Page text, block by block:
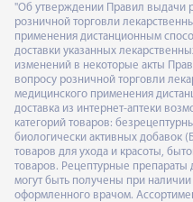
"Об утверждении Правил выдачи
розничной торговли
применения дистанционным
доставки указанных
изменений в некоторые акты
вопросу розничной торговли
медицинского применения
доставка из интернет-аптеки
категорий товаров:
биологически активных добавок
товаров для ухода и красоты,
товаров. Рецептурные препараты
могут быть получены при
оформленного врачом.